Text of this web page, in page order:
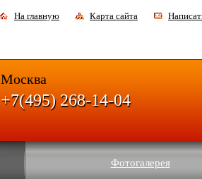
На главную Карта сайта
Фотогалерея
Москва
+7(495) 268-14-04